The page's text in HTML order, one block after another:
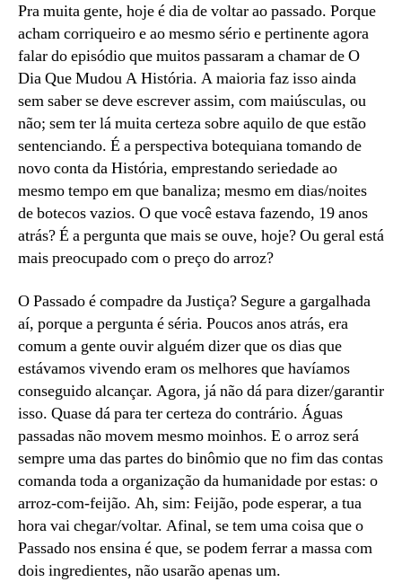
Pra muita gente, hoje é dia de voltar ao passado. Porque
acham corriqueiro e ao mesmo sério e pertinente agora
falar do episódio que muitos passaram a chamar de O
Dia Que Mudou A História. A maioria faz isso ainda
sem saber se deve escrever assim, com maiúsculas, ou
não; sem ter lá muita certeza sobre aquilo de que estão
sentenciando. É a perspectiva botequiana tomando de
novo conta da História, emprestando seriedade ao
mesmo tempo em que banaliza; mesmo em dias/noites
de botecos vazios. O que você estava fazendo, 19 anos
atrás? É a pergunta que mais se ouve, hoje? Ou geral está
mais preocupado com o preço do arroz?
O Passado é compadre da Justiça? Segure a gargalhada
aí, porque a pergunta é séria. Poucos anos atrás, era
comum a gente ouvir alguém dizer que os dias que
estávamos vivendo eram os melhores que havíamos
conseguido alcançar. Agora, já não dá para dizer/garantir
isso. Quase dá para ter certeza do contrário. Águas
passadas não movem mesmo moinhos. E o arroz será
sempre uma das partes do binômio que no fim das contas
comanda toda a organização da humanidade por estas: o
arroz-com-feijão. Ah, sim: Feijão, pode esperar, a tua
hora vai chegar/voltar. Afinal, se tem uma coisa que o
Passado nos ensina é que, se podem ferrar a massa com
dois ingredientes, não usarão apenas um.